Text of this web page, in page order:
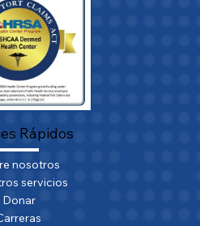
Rápidos
nosotros
servicios
Donar